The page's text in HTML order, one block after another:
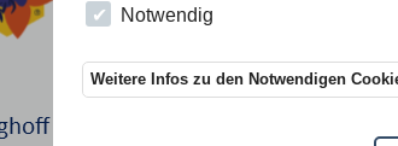
Notwendig
Weitere Infos zu den Notwendigen